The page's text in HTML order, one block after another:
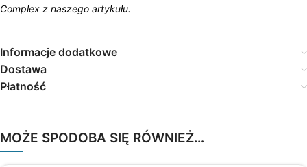
Complex z naszego artykułu.
Informacje dodatkowe
Dostawa
Płatność
MOŻE SPODOBA SIĘ RÓWNIEŻ…